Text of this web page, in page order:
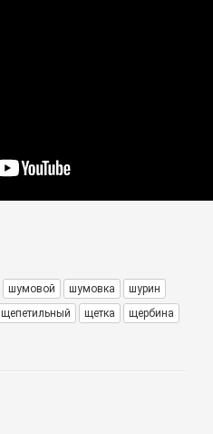
шумовой шумовка
шурин
щепетильный щетка
щербина